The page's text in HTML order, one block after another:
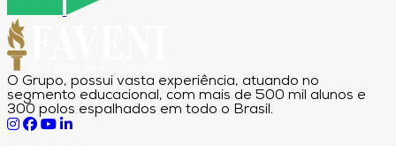
O Grupo, possui vasta experiência, atuando no
segmento educacional, com mais de 500 mil alunos e
300 polos espalhados em todo o Brasil.